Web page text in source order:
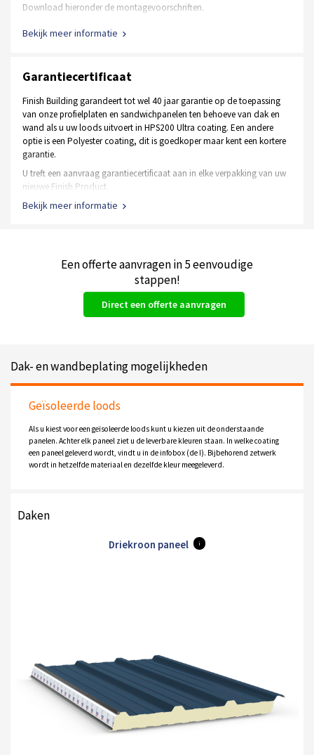
Download hieronder de montagevoorschriften.
Bekijk meer informatie
Garantiecertificaat
Finish Building garandeert tot wel 40 jaar garantie op de toepassing
van onze profielplaten en sandwichpanelen ten behoeve van dak en
wand als u uw loods uitvoert in HPS200 Ultra coating. Een andere
optie is een Polyester coating, dit is goedkoper maar kent een kortere
garantie.
U treft een aanvraag garantiecertificaat aan in elke verpakking van uw
nieuwe Finish Product.
De staal frame constructie heeft een garantie van 10 jaar op
Alle soorten deuren hebben een gebruiksgarantie van 1 jaar
Bekijk meer informatie
Een offerte aanvragen in 5 eenvoudige
stappen!
Direct een offerte aanvragen
Dak- en wandbeplating mogelijkheden
Geïsoleerde loods
Als u kiest voor een geïsoleerde loods kunt u kiezen uit de onderstaande
panelen. Achter elk paneel ziet u de leverbare kleuren staan. In welke coating
een paneel geleverd wordt, vindt u in de infobox (de I). Bijbehorend zetwerk
wordt in hetzelfde materiaal en dezelfde kleur meegeleverd.
Daken
Driekroon paneel i